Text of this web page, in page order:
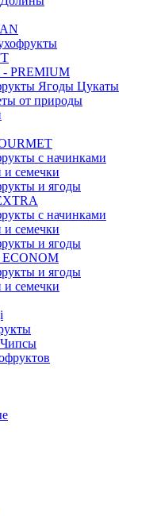
Ягоды Цукаты
от природы
с начинками
и семечки
и ягоды
с начинками
и семечки
и ягоды
и ягоды
и семечки